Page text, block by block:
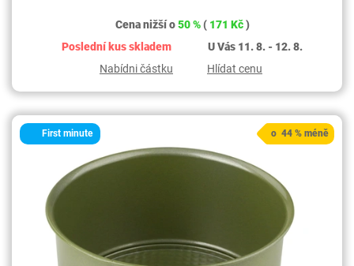
Cena nižší o50 %(171 Kč)
Poslední kus skladem
U Vás 11. 8. - 12. 8.
Nabídni částku
Hlídat cenu
First minute o 44 % méně